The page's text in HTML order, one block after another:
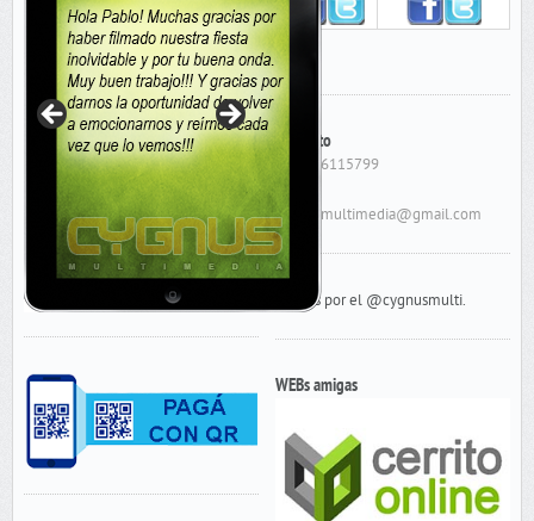
Contacto
Cel: 156115799
cygnusmultimedia@gmail.com
Tweets por el @cygnusmulti.
WEBs amigas